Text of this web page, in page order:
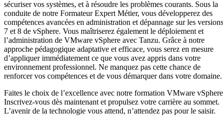
sécuriser vos systèmes, et à résoudre les problèmes courants. Sous la
conduite de notre Formateur Expert Métier, vous développerez des
compétences avancées en administration et dépannage sur les versions
7 et 8 de vSphere. Vous maîtriserez également le déploiement et
l’administration de VMware vSphere avec Tanzu. Grâce à notre
approche pédagogique adaptative et efficace, vous serez en mesure
d’appliquer immédiatement ce que vous avez appris dans votre
environnement professionnel. Ne manquez pas cette chance de
renforcer vos compétences et de vous démarquer dans votre domaine.
Faites le choix de l’excellence avec notre formation VMware
Inscrivez-vous dès maintenant et propulsez votre carrière au sommet.
L’avenir de la technologie vous attend, n’attendez pas pour le saisir.